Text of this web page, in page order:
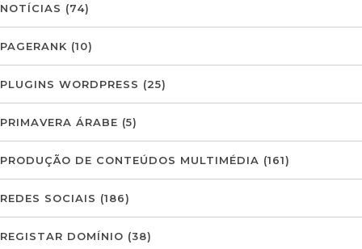
NOTÍCIAS (74)
PAGERANK (10)
PLUGINS WORDPRESS (25)
PRIMAVERA ÁRABE (5)
PRODUÇÃO DE CONTEÚDOS MULTIMÉDIA (161)
REDES SOCIAIS (186)
REGISTAR DOMÍNIO (38)